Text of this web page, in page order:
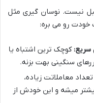
نیست. نوسان گیری مثل
خودت رو می بره:
سریع: کوچک ترین اشتباه یا
سنگینی بهت بزنه.
معاملاتت زیاده،
میشه و این خودش از